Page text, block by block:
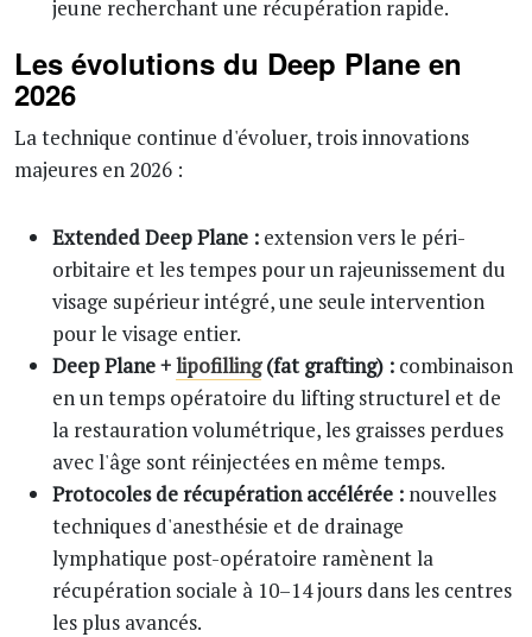
jeune recherchant une récupération rapide.
Les évolutions du Deep Plane en
2026
La technique continue d'évoluer, trois innovations
majeures en 2026 :
Extended Deep Plane : extension vers le péri-
orbitaire et les tempes pour un rajeunissement du
visage supérieur intégré, une seule intervention
pour le visage entier.
Deep Plane +lipofilling(fat grafting) : combinaison
en un temps opératoire du lifting structurel et de
la restauration volumétrique, les graisses perdues
avec l'âge sont réinjectées en même temps.
Protocoles de récupération accélérée : nouvelles
techniques d'anesthésie et de drainage
lymphatique post-opératoire ramènent la
récupération sociale à 10–14 jours dans les centres
les plus avancés.